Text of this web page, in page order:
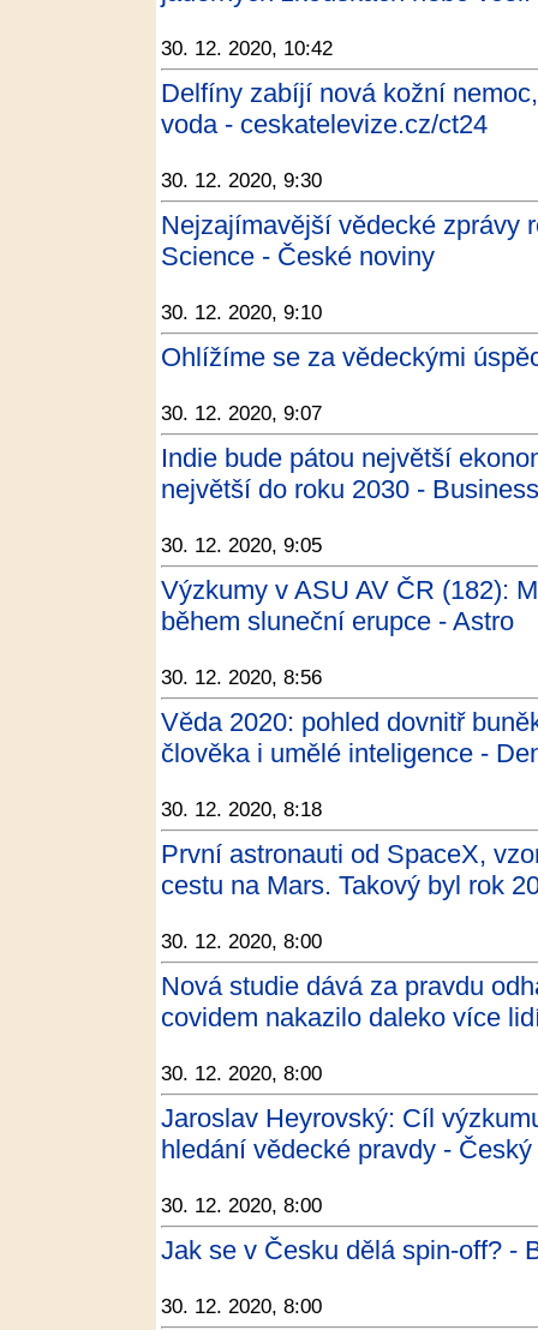
30. 12. 2020, 10:42
Delfíny zabíjí nová kožní
voda - ceskatelevize.cz/ct24
30. 12. 2020, 9:30
Nejzajímavější vědecké zprávy
Science - České noviny
30. 12. 2020, 9:10
Ohlížíme se za vědeckými
30. 12. 2020, 9:07
Indie bude pátou největší
největší do roku 2030 -
30. 12. 2020, 9:05
Výzkumy v ASU AV ČR (182):
během sluneční erupce - Astro
30. 12. 2020, 8:56
Věda 2020: pohled dovnitř
člověka i umělé inteligence -
30. 12. 2020, 8:18
První astronauti od SpaceX,
cestu na Mars. Takový byl rok
30. 12. 2020, 8:00
Nová studie dává za pravdu
covidem nakazilo daleko více
30. 12. 2020, 8:00
Jaroslav Heyrovský: Cíl
hledání vědecké pravdy -
30. 12. 2020, 8:00
Jak se v Česku dělá spin-off? -
30. 12. 2020, 8:00